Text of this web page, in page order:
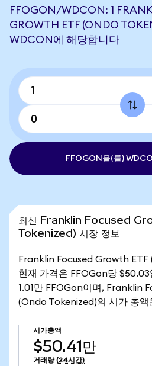
FFOGON/WDCON: 1
GROWTH ETF (ONDO
WDCON에 해당합니다
FFOGON을(를)
최신 Franklin Focused
Tokenized) 시장 정보
Franklin Focused Growth ETF
현재 가격은 FFOGon당
1.01만 FFOGon이며, Franklin
(Ondo Tokenized)의 시가 총액
시가총액
$50.41만
거래량 (24시간)